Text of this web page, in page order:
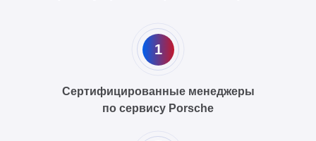
1
Сертифицированные менеджеры
по сервису Porsche